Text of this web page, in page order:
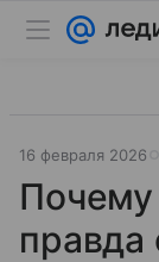
16 февраля 2026
Почему
правда